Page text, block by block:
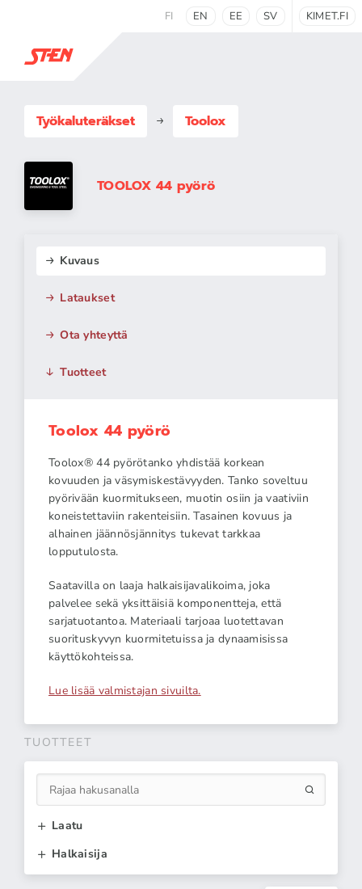
FI EN EE SV KIMET.FI
Työkaluteräkset Toolox
TOOLOX 44 pyörö
Kuvaus
Lataukset
Ota yhteyttä
Tuotteet
Toolox 44 pyörö
Toolox® 44 pyörötanko yhdistää korkean
kovuuden ja väsymiskestävyyden. Tanko soveltuu
pyörivään kuormitukseen, muotin osiin ja vaativiin
koneistettaviin rakenteisiin. Tasainen kovuus ja
alhainen jäännösjännitys tukevat tarkkaa
lopputulosta.
Saatavilla on laaja halkaisijavalikoima, joka
palvelee sekä yksittäisiä komponentteja, että
sarjatuotantoa. Materiaali tarjoaa luotettavan
suorituskyvyn kuormitetuissa ja dynaamisissa
käyttökohteissa.
Lue lisää valmistajan sivuilta.
TUOTTEET
Laatu
Halkaisija